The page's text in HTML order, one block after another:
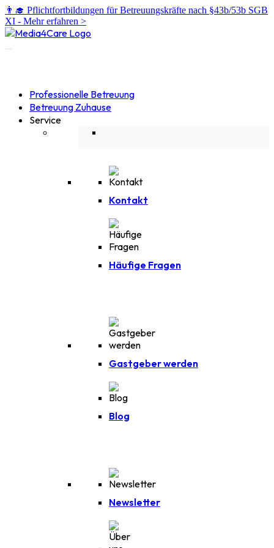
👨‍🎓 Pflichtfortbildungen für Betreuungskräfte nach §43b/53b SGB
XI - Mehr erfahren >
Professionelle Betreuung
Betreuung Zuhause
Service
Kontakt
Häufige Fragen
Gastgeber werden
Blog
Newsletter